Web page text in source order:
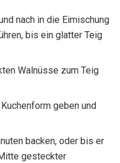
nach in die Eimischung
bis ein glatter Teig
Walnüsse zum Teig
geben und
backen, oder bis er
gesteckter